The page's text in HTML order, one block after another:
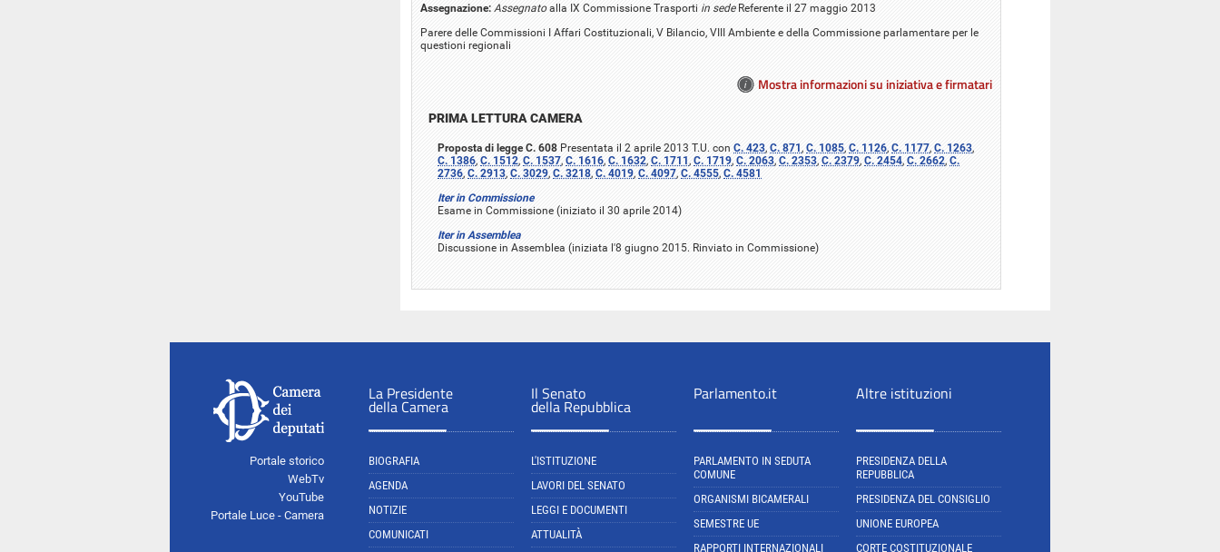
Assegnazione: Assegnatoalla IX Commissione Trasporti in sede Referente il 27 maggio 2013
Parere delle Commissioni I Affari Costituzionali, V Bilancio, VIII Ambiente e della Commissione parlamentare per le
questioni regionali
Mostra informazioni su iniziativa e firmatari
PRIMA LETTURA CAMERA
Proposta di legge C. 608 Presentata il 2 aprile 2013 T.U. con C. 423, C. 871 , C. 1085, C. 1126, C. 1177, C. 1263,
C. 1386, C. 1512, C. 1537, C. 1616, C. 1632, C. 1711 , C. 1719, C. 2063, C. 2353, C. 2379, C. 2454, C. 2662, C.
2736, C. 2913, C. 3029, C. 3218, C. 4019, C. 4097, C. 4555, C. 4581
Iter in Commissione
Esame in Commissione (iniziato il 30 aprile 2014)
Iter in Assemblea
Discussione in Assemblea (iniziata l'8 giugno 2015. Rinviato in Commissione)
Portale storico
WebTv
YouTube
Portale Luce - Camera
La Presidente
della Camera
BIOGRAFIA
AGENDA
NOTIZIE
COMUNICATI
Il Senato
della Repubblica
L'ISTITUZIONE
LAVORI DEL SENATO
LEGGI E DOCUMENTI
ATTUALITÀ
Parlamento.it
PARLAMENTO IN SEDUTA
COMUNE
ORGANISMI BICAMERALI
SEMESTRE UE
RAPPORTI INTERNAZIONALI
Altre istituzioni
PRESIDENZA DELLA
REPUBBLICA
PRESIDENZA DEL CONSIGLIO
UNIONE EUROPEA
CORTE COSTITUZIONALE